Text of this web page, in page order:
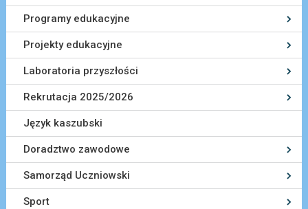
Programy edukacyjne
Projekty edukacyjne
Laboratoria przyszłości
Rekrutacja 2025/2026
Język kaszubski
Doradztwo zawodowe
Samorząd Uczniowski
Sport